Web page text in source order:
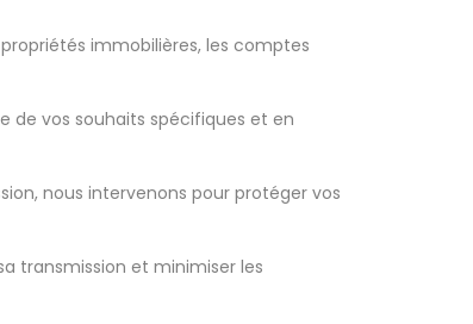
immobilières, les comptes
de vos souhaits spécifiques et en
nous intervenons pour protéger vos
transmission et minimiser les